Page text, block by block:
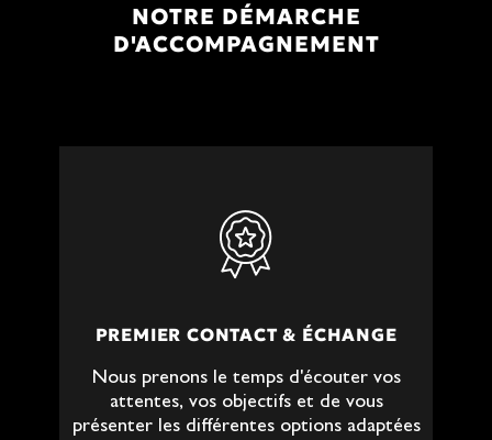
NOTRE DÉMARCHE
D'ACCOMPAGNEMENT
PREMIER CONTACT & ÉCHANGE
Nous prenons le temps d'écouter vos
attentes, vos objectifs et de vous
présenter les différentes options adaptées